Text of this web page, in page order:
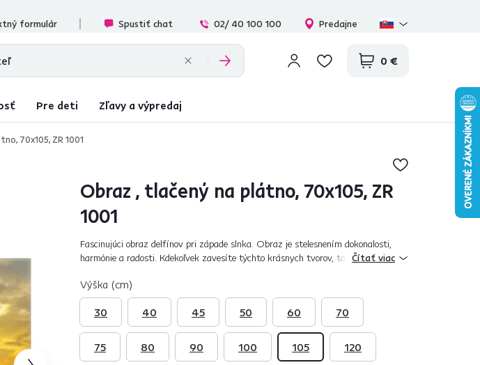
formulár
Spustiť chat 02/ 40 100 100 Predajne
0 €
Pre deti Zľavy a výpredaj
70x105, ZR 1001
Obraz , tlačený na plátno, 70x105, ZR
1001
Fascinujúci obraz delfínov pri západe slnka. Obraz je stelesnením dokonalosti,
harmónie a radosti. Kdekoľvek zavesíte týchto krásnych tvorov, tam budú tvoriť
Čítať viac
Výška (cm)
30
40 45 50 60 70
75 80 90 100 105 120